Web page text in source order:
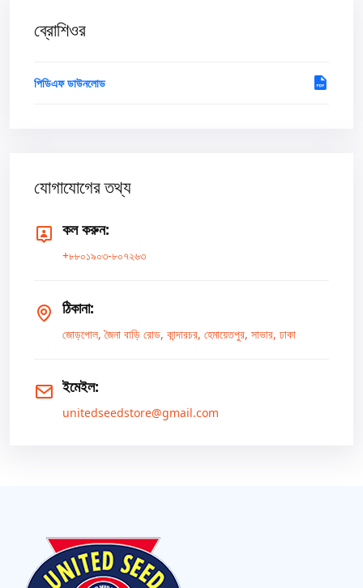
ব্রোশিওর
পিডিএফ ডাউনলোড
যোগাযোগের তথ্য
কল করুন:
+৮৮০১৯০৩-৮০৭২৬৩
ঠিকানা:
জোড়পোল, জৈনা বাড়ি রোড, কান্দারচর, হেমায়েতপুর, সাভার, ঢাকা
ইমেইল:
unitedseedstore@gmail.com